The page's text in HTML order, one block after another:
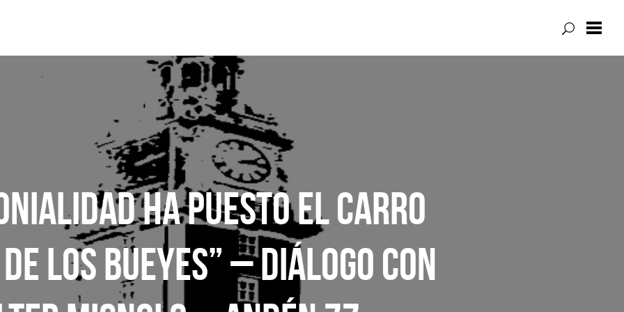
HA PUESTO EL CARRO
LOS BUEYES” – DIÁLOGO CON